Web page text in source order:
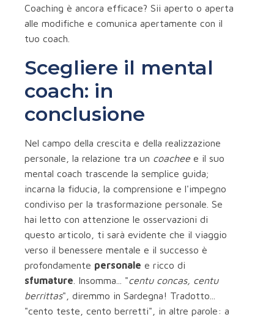
Coaching è ancora efficace? Sii aperto o aperta
alle modifiche e comunica apertamente con il
tuo coach.
Scegliere il mental
coach: in
conclusione
Nel campo della crescita e della realizzazione
personale, la relazione tra un coachee e il suo
mental coach trascende la semplice guida;
incarna la fiducia, la comprensione e l'impegno
condiviso per la trasformazione personale. Se
hai letto con attenzione le osservazioni di
questo articolo, ti sarà evidente che il viaggio
verso il benessere mentale e il successo è
profondamente personale e ricco di
sfumature . Insomma... "centu concas, centu
berrittas", diremmo in Sardegna! Tradotto...
"cento teste, cento berretti", in altre parole: a